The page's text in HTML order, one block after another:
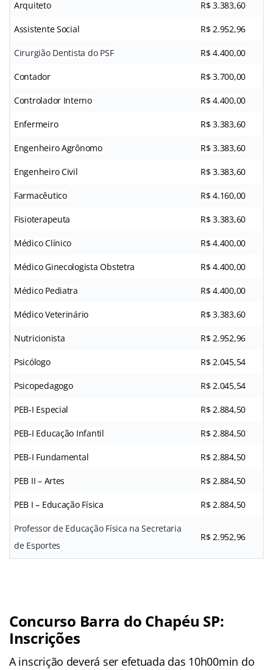
Arquiteto R$ 3.383,60
Assistente Social R$ 2.952,96
Cirurgião Dentista do PSF R$ 4.400,00
Contador R$ 3.700,00
Controlador Interno R$ 4.400,00
Enfermeiro R$ 3.383,60
Engenheiro Agrônomo R$ 3.383,60
Engenheiro Civil R$ 3.383,60
Farmacêutico R$ 4.160,00
Fisioterapeuta R$ 3.383,60
Médico Clínico R$ 4.400,00
Médico Ginecologista Obstetra R$ 4.400,00
Médico Pediatra R$ 4.400,00
Médico Veterinário R$ 3.383,60
Nutricionista R$ 2.952,96
Psicólogo R$ 2.045,54
Psicopedagogo R$ 2.045,54
PEB-I Especial R$ 2.884,50
PEB-I Educação Infantil R$ 2.884,50
PEB-I Fundamental R$ 2.884,50
PEB II – Artes R$ 2.884,50
PEB I – Educação Física R$ 2.884,50
Professor de Educação Física na Secretaria
de Esportes
R$ 2.952,96
Concurso Barra do Chapéu SP:
Inscrições
A inscrição deverá ser efetuada das 10h00min do